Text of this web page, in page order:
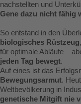
nachstellten und
Gene dazu nicht fähig
So entstand in den
biologisches Rüstzeug
für optimale Abläufe –
jeden Tag bewegt.
Auf eines ist das
Bewegungsarmut.
Weltbevölkerung in
genetische Mitgift nie